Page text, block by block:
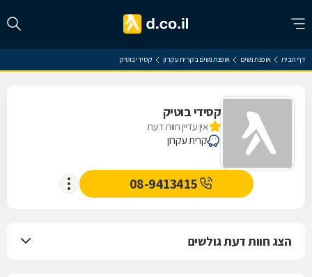
דף הבית אופנת נשים אופנת נשים בקרית עקרון קסידי בוטיק
קסידי בוטיק
אין עדיין חוות דעת
קרית עקרון
08-9413415
הצג חוות דעת גולשים